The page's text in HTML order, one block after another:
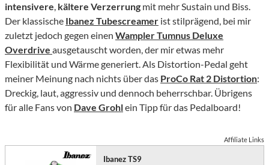
intensivere, kältere Verzerrung mit mehr Sustain und Biss.
Der klassische Ibanez Tubescreamer ist stilprägend, bei mir
zuletzt jedoch gegen einen Wampler Tumnus Deluxe
Overdrive ausgetauscht worden, der mir etwas mehr
Flexibilität und Wärme generiert. Als Distortion-Pedal geht
meiner Meinung nach nichts über das ProCo Rat 2 Distortion:
Dreckig, laut, aggressiv und dennoch beherrschbar. Übrigens
für alle Fans von Dave Grohlein Tipp für das Pedalboard!
Affiliate Links
Ibanez TS9